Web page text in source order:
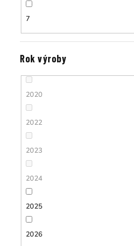
7
Rok výroby
2020
2022
2023
2024
2025
2026